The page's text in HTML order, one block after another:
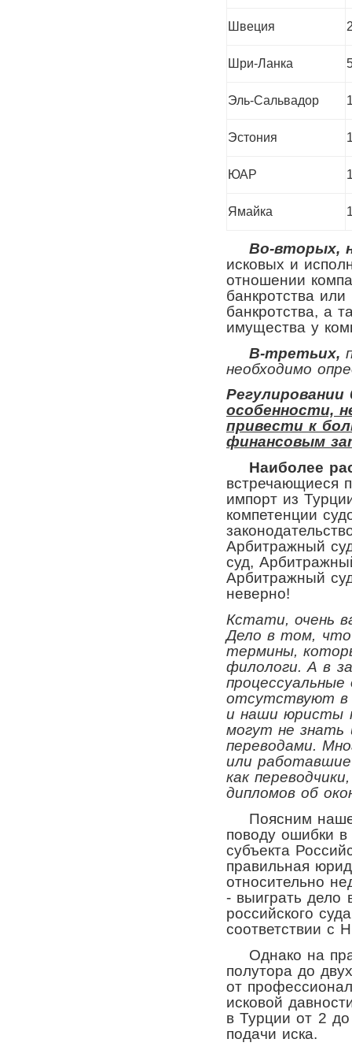
Швеция
Шри-Ланка
Эль-Сальвадор
Эстония
ЮАР
Ямайка
Во-вторых,
исковых и
отношении
банкротства
банкротства, а
имущества у
В-третьих,
необходимо
особенности,
привести к
финансовым
Наиболее
встречающиеся
импорт из
компетенции
Арбитражный
суд,
Арбитражный
неверно!
Кстати, очень
Дело в том, что
термины,
филологи. А в
отсутствуют в
и наши юристы
могут не знать
переводами.
или
как
дипломов об
Поясним наше
поводу ошибки в
субъекта
правильная
относительно
- выиграть дело
российского
соответствии с
Однако на
полутора до
от
исковой
в Турции от 2
подачи иска.